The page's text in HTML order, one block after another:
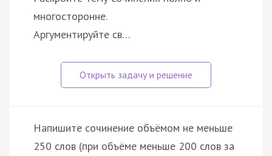
многосторонне.
Аргументируйте св…
Напишите сочинение объёмом не меньше
250 слов (при объёме меньше 200 слов за